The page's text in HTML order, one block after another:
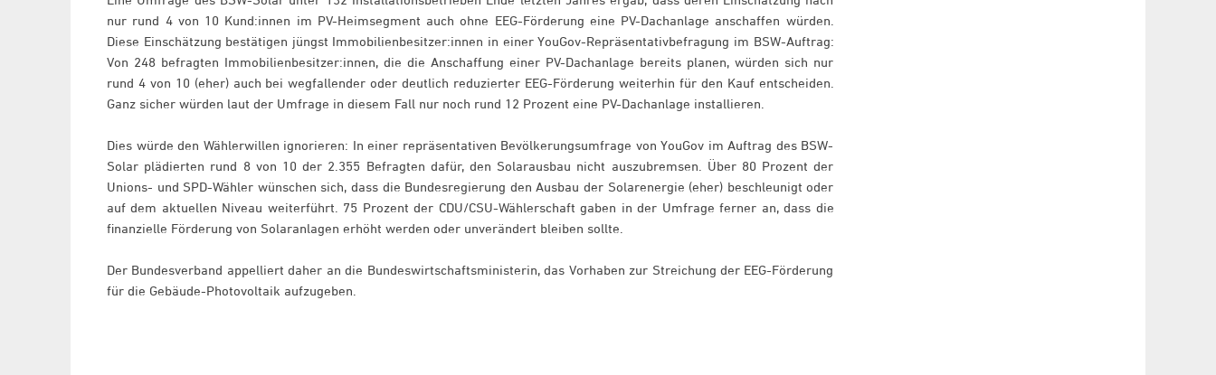
nur rund 4 von 10 Kund:innen im PV-Heimsegment auch ohne EEG-Förderung eine PV-Dachanlage anschaffen würden.
Diese Einschätzung bestätigen jüngst Immobilienbesitzer:innen in einer YouGov-Repräsentativbefragung im BSW-Auftrag:
Von 248 befragten Immobilienbesitzer:innen, die die Anschaffung einer PV-Dachanlage bereits planen, würden sich nur
rund 4 von 10 (eher) auch bei wegfallender oder deutlich reduzierter EEG-Förderung weiterhin für den Kauf entscheiden.
Ganz sicher würden laut der Umfrage in diesem Fall nur noch rund 12 Prozent eine PV-Dachanlage installieren.
Dies würde den Wählerwillen ignorieren: In einer repräsentativen Bevölkerungsumfrage von YouGov im Auftrag des BSW-
Solar plädierten rund 8 von 10 der 2.355 Befragten dafür, den Solarausbau nicht auszubremsen. Über 80 Prozent der
Unions- und SPD-Wähler wünschen sich, dass die Bundesregierung den Ausbau der Solarenergie (eher) beschleunigt oder
auf dem aktuellen Niveau weiterführt. 75 Prozent der CDU/CSU-Wählerschaft gaben in der Umfrage ferner an, dass die
finanzielle Förderung von Solaranlagen erhöht werden oder unverändert bleiben sollte.
Der Bundesverband appelliert daher an die Bundeswirtschaftsministerin, das Vorhaben zur Streichung der EEG-Förderung
für die Gebäude-Photovoltaik aufzugeben.